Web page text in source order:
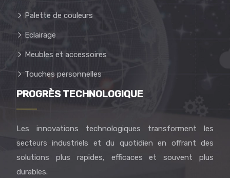
Palette de couleurs
Eclairage
Meubles et accessoires
Touches personnelles
PROGRÈS TECHNOLOGIQUE
Les innovations technologiques transforment les
secteurs industriels et du quotidien en offrant des
solutions plus rapides, efficaces et souvent plus
durables.